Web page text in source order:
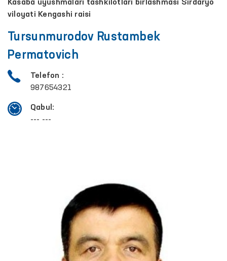
Kasaba uyushmalari tashkilotlari birlashmasi Sirdaryo
viloyati Kengashi raisi
Tursunmurodov Rustambek
Permatovich
Telefon :
987654321
Qabul:
--- ---